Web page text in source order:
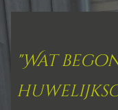
"Wat